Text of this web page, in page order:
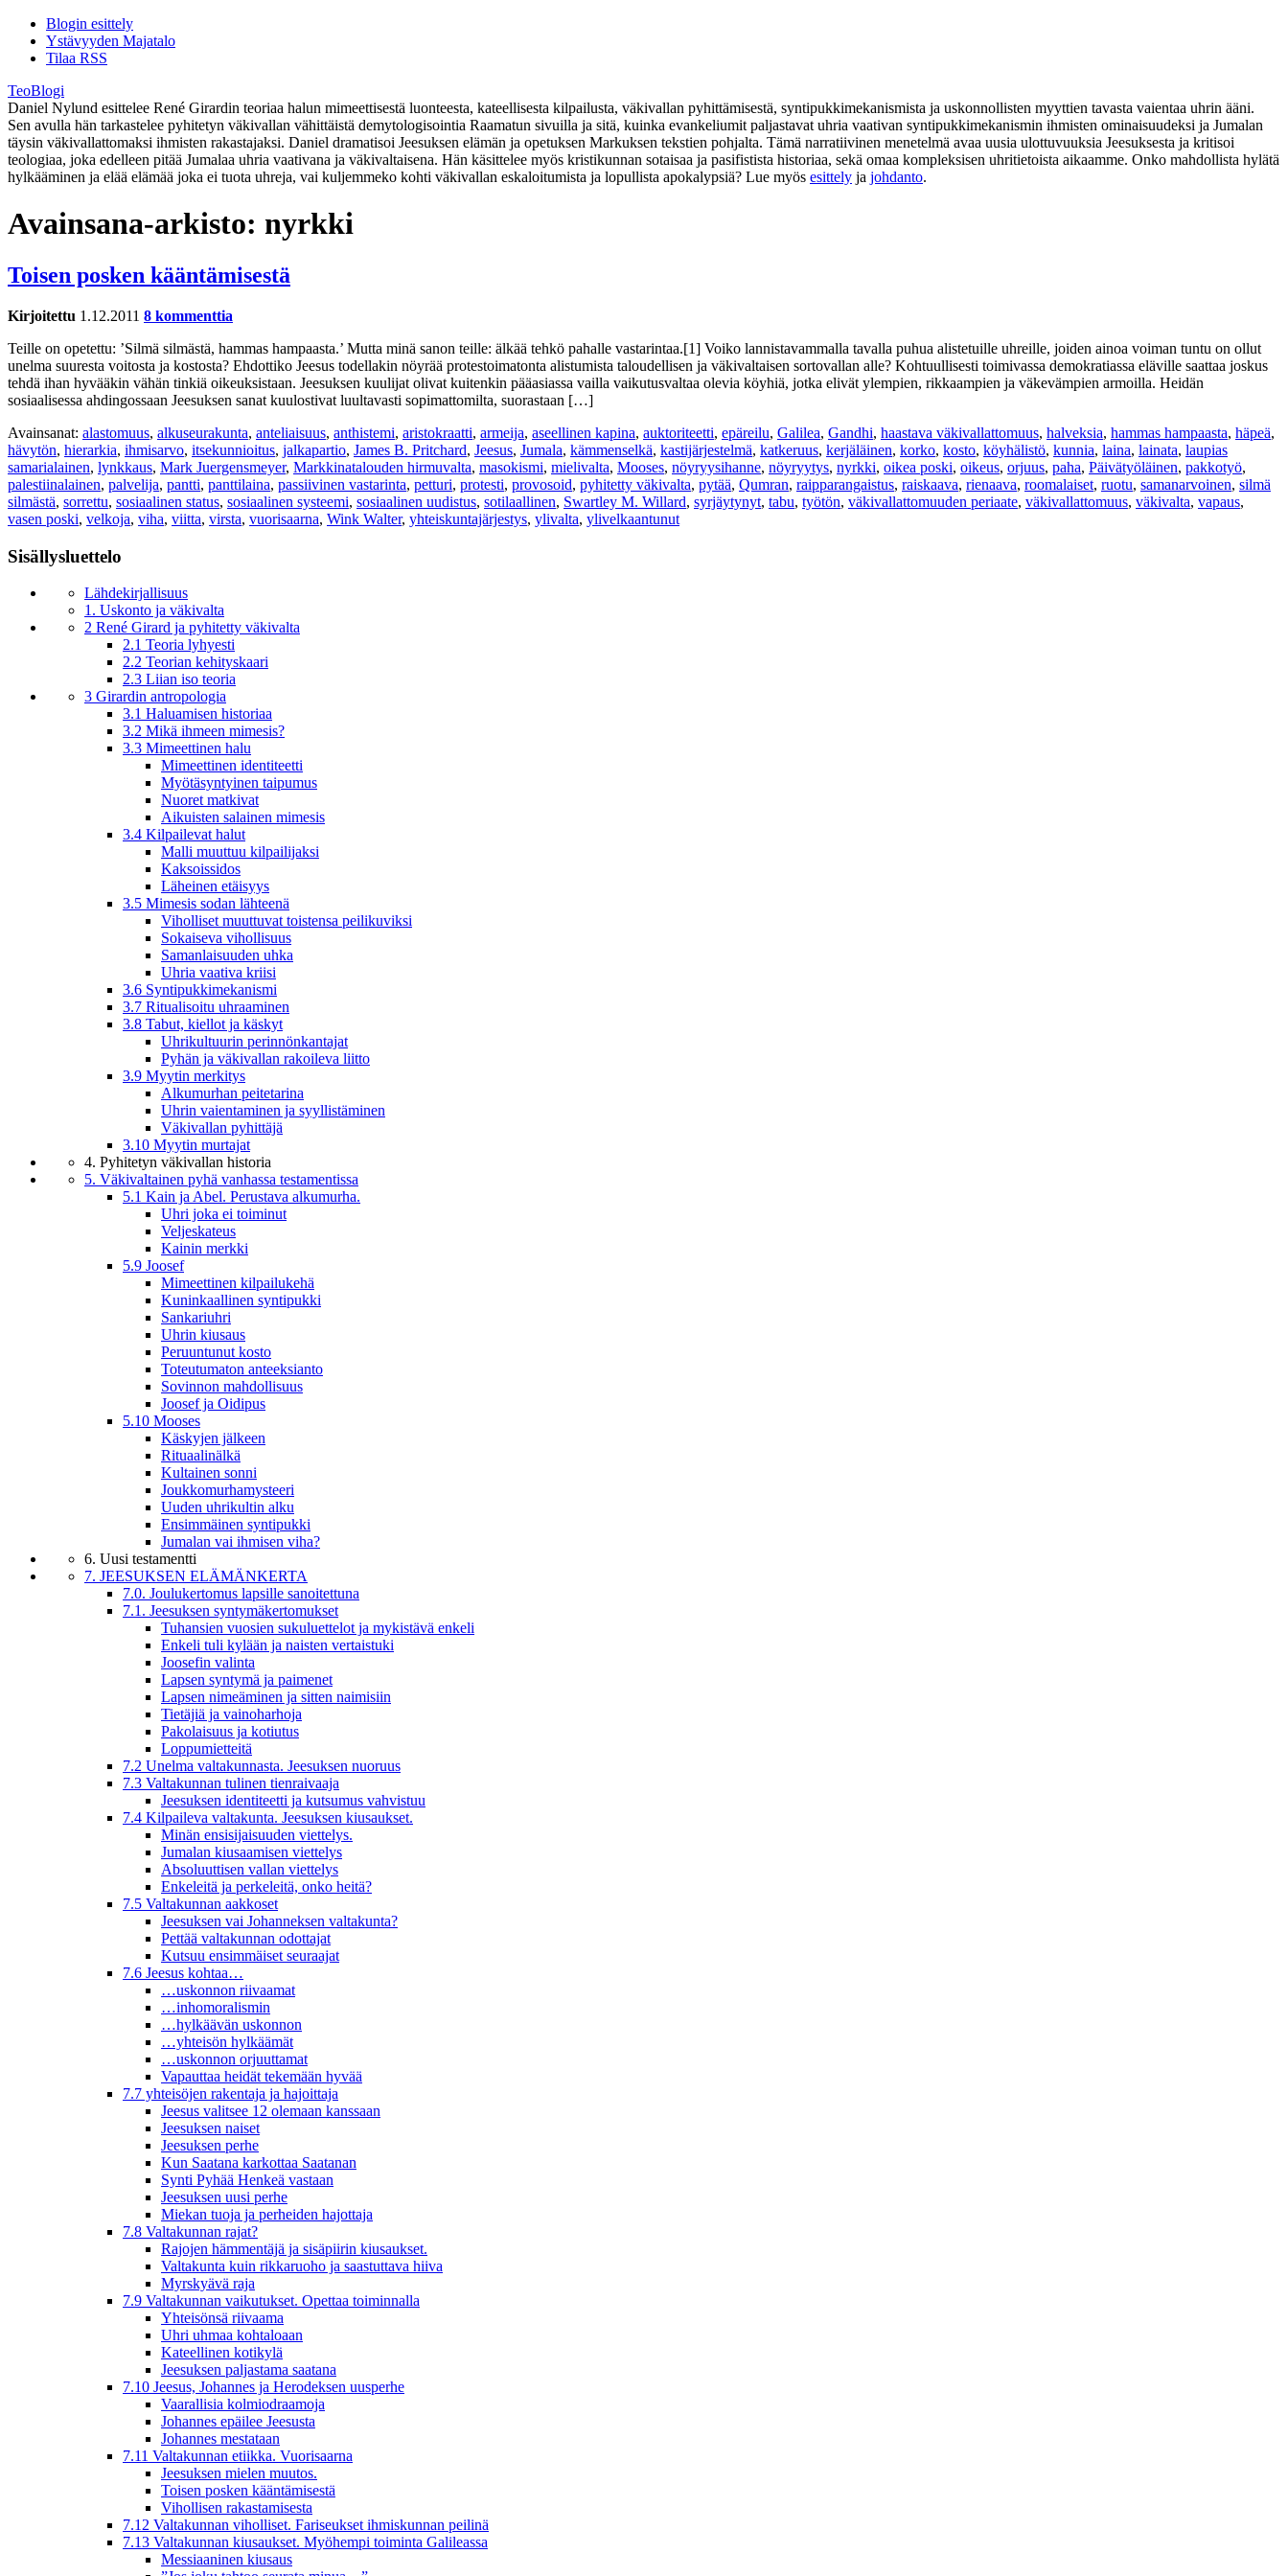
Blogin esittely
Ystävyyden Majatalo
Tilaa RSS
TeoBlogi
Daniel Nylund esittelee René Girardin teoriaa halun mimeettisestä luonteesta, kateellisesta kilpailusta, väkivallan pyhittämisestä, syntipukkimekanismista ja uskonnollisten myyttien tavasta vaientaa uhrin ääni.
Sen avulla hän tarkastelee pyhitetyn väkivallan vähittäistä demytologisointia Raamatun sivuilla ja sitä, kuinka evankeliumit paljastavat uhria vaativan syntipukkimekanismin ihmisten ominaisuudeksi ja Jumalan
täysin väkivallattomaksi ihmisten rakastajaksi. Daniel dramatisoi Jeesuksen elämän ja opetuksen Markuksen tekstien pohjalta. Tämä narratiivinen menetelmä avaa uusia ulottuvuuksia Jeesuksesta ja kritisoi
teologiaa, joka edelleen pitää Jumalaa uhria vaativana ja väkivaltaisena. Hän käsittelee myös kristikunnan sotaisaa ja pasifistista historiaa, sekä omaa kompleksisen uhritietoista aikaamme. Onko mahdollista hylätä
hylkääminen ja elää elämää joka ei tuota uhreja, vai kuljemmeko kohti väkivallan eskaloitumista ja lopullista apokalypsiä? Lue myös esittely ja johdanto.
Avainsana-arkisto: nyrkki
Toisen posken kääntämisestä
Kirjoitettu 1.12.2011 8 kommenttia
Teille on opetettu: ’Silmä silmästä, hammas hampaasta.’ Mutta minä sanon teille: älkää tehkö pahalle vastarintaa.[1] Voiko lannistavammalla tavalla puhua alistetuille uhreille, joiden ainoa voiman tuntu on ollut
unelma suuresta voitosta ja kostosta? Ehdottiko Jeesus todellakin nöyrää protestoimatonta alistumista taloudellisen ja väkivaltaisen sortovallan alle? Kohtuullisesti toimivassa demokratiassa eläville saattaa joskus
tehdä ihan hyvääkin vähän tinkiä oikeuksistaan. Jeesuksen kuulijat olivat kuitenkin pääasiassa vailla vaikutusvaltaa olevia köyhiä, jotka elivät ylempien, rikkaampien ja väkevämpien armoilla. Heidän
sosiaalisessa ahdingossaan Jeesuksen sanat kuulostivat luultavasti sopimattomilta, suorastaan […]
Avainsanat: alastomuus, alkuseurakunta, anteliaisuus, anthistemi, aristokraatti, armeija, aseellinen kapina, auktoriteetti, epäreilu, Galilea, Gandhi, haastava väkivallattomuus, halveksia, hammas hampaasta, häpeä,
hävytön, hierarkia, ihmisarvo, itsekunnioitus, jalkapartio, James B. Pritchard, Jeesus, Jumala, kämmenselkä, kastijärjestelmä, katkeruus, kerjäläinen, korko, kosto, köyhälistö, kunnia, laina, lainata, laupias
samarialainen, lynkkaus, Mark Juergensmeyer, Markkinatalouden hirmuvalta, masokismi, mielivalta, Mooses, nöyryysihanne, nöyryytys, nyrkki, oikea poski, oikeus, orjuus, paha, Päivätyöläinen, pakkotyö,
palestiinalainen, palvelija, pantti, panttilaina, passiivinen vastarinta, petturi, protesti, provosoid, pyhitetty väkivalta, pytää, Qumran, raipparangaistus, raiskaava, rienaava, roomalaiset, ruotu, samanarvoinen, silmä
silmästä, sorrettu, sosiaalinen status, sosiaalinen systeemi, sosiaalinen uudistus, sotilaallinen, Swartley M. Willard, syrjäytynyt, tabu, työtön, väkivallattomuuden periaate, väkivallattomuus, väkivalta, vapaus,
vasen poski, velkoja, viha, viitta, virsta, vuorisaarna, Wink Walter, yhteiskuntajärjestys, ylivalta, ylivelkaantunut
Sisällysluettelo
Lähdekirjallisuus
1. Uskonto ja väkivalta
2 René Girard ja pyhitetty väkivalta
2.1 Teoria lyhyesti
2.2 Teorian kehityskaari
2.3 Liian iso teoria
3 Girardin antropologia
3.1 Haluamisen historiaa
3.2 Mikä ihmeen mimesis?
3.3 Mimeettinen halu
Mimeettinen identiteetti
Myötäsyntyinen taipumus
Nuoret matkivat
Aikuisten salainen mimesis
3.4 Kilpailevat halut
Malli muuttuu kilpailijaksi
Kaksoissidos
Läheinen etäisyys
3.5 Mimesis sodan lähteenä
Viholliset muuttuvat toistensa peilikuviksi
Sokaiseva vihollisuus
Samanlaisuuden uhka
Uhria vaativa kriisi
3.6 Syntipukkimekanismi
3.7 Ritualisoitu uhraaminen
3.8 Tabut, kiellot ja käskyt
Uhrikultuurin perinnönkantajat
Pyhän ja väkivallan rakoileva liitto
3.9 Myytin merkitys
Alkumurhan peitetarina
Uhrin vaientaminen ja syyllistäminen
Väkivallan pyhittäjä
3.10 Myytin murtajat
4. Pyhitetyn väkivallan historia
5. Väkivaltainen pyhä vanhassa testamentissa
5.1 Kain ja Abel. Perustava alkumurha.
Uhri joka ei toiminut
Veljeskateus
Kainin merkki
5.9 Joosef
Mimeettinen kilpailukehä
Kuninkaallinen syntipukki
Sankariuhri
Uhrin kiusaus
Peruuntunut kosto
Toteutumaton anteeksianto
Sovinnon mahdollisuus
Joosef ja Oidipus
5.10 Mooses
Käskyjen jälkeen
Rituaalinälkä
Kultainen sonni
Joukkomurhamysteeri
Uuden uhrikultin alku
Ensimmäinen syntipukki
Jumalan vai ihmisen viha?
6. Uusi testamentti
7. JEESUKSEN ELÄMÄNKERTA
7.0. Joulukertomus lapsille sanoitettuna
7.1. Jeesuksen syntymäkertomukset
Tuhansien vuosien sukuluettelot ja mykistävä enkeli
Enkeli tuli kylään ja naisten vertaistuki
Joosefin valinta
Lapsen syntymä ja paimenet
Lapsen nimeäminen ja sitten naimisiin
Tietäjiä ja vainoharhoja
Pakolaisuus ja kotiutus
Loppumietteitä
7.2 Unelma valtakunnasta. Jeesuksen nuoruus
7.3 Valtakunnan tulinen tienraivaaja
Jeesuksen identiteetti ja kutsumus vahvistuu
7.4 Kilpaileva valtakunta. Jeesuksen kiusaukset.
Minän ensisijaisuuden viettelys.
Jumalan kiusaamisen viettelys
Absoluuttisen vallan viettelys
Enkeleitä ja perkeleitä, onko heitä?
7.5 Valtakunnan aakkoset
Jeesuksen vai Johanneksen valtakunta?
Pettää valtakunnan odottajat
Kutsuu ensimmäiset seuraajat
7.6 Jeesus kohtaa…
…uskonnon riivaamat
…inhomoralismin
…hylkäävän uskonnon
…yhteisön hylkäämät
…uskonnon orjuuttamat
Vapauttaa heidät tekemään hyvää
7.7 yhteisöjen rakentaja ja hajoittaja
Jeesus valitsee 12 olemaan kanssaan
Jeesuksen naiset
Jeesuksen perhe
Kun Saatana karkottaa Saatanan
Synti Pyhää Henkeä vastaan
Jeesuksen uusi perhe
Miekan tuoja ja perheiden hajottaja
7.8 Valtakunnan rajat?
Rajojen hämmentäjä ja sisäpiirin kiusaukset.
Valtakunta kuin rikkaruoho ja saastuttava hiiva
Myrskyävä raja
7.9 Valtakunnan vaikutukset. Opettaa toiminnalla
Yhteisönsä riivaama
Uhri uhmaa kohtaloaan
Kateellinen kotikylä
Jeesuksen paljastama saatana
7.10 Jeesus, Johannes ja Herodeksen uusperhe
Vaarallisia kolmiodraamoja
Johannes epäilee Jeesusta
Johannes mestataan
7.11 Valtakunnan etiikka. Vuorisaarna
Jeesuksen mielen muutos.
Toisen posken kääntämisestä
Vihollisen rakastamisesta
7.12 Valtakunnan viholliset. Fariseukset ihmiskunnan peilinä
7.13 Valtakunnan kiusaukset. Myöhempi toiminta Galileassa
Messiaaninen kiusaus